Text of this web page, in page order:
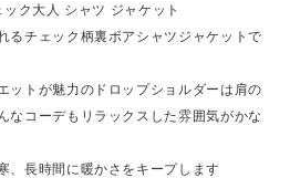
ク大人 シャツ ジャケット
るチェック柄裏ボアシャツジャケットで
ットが魅力のドロップショルダーは肩の
なコーデもリラックスした雰囲気がかな
、長時間に暖かさをキープします